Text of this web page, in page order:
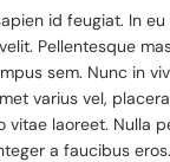
id feugiat. In
Pellentesque
sem. Nunc in
varius vel,
vitae laoreet. Nulla
a faucibus